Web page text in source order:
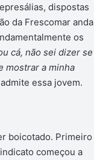
dispostas
da Frescomar anda
os
cá, não sei dizer se
mostrar a minha
admite essa jovem.
boicotado. Primeiro
começou a